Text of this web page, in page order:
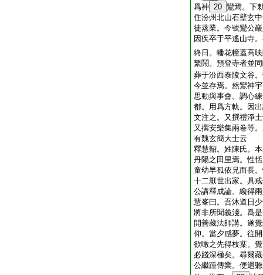
爲神 20 鸞焉。下
住汾州北山石壁玄
徒蒸業。今號鸞公
因疾卒于平遙山寺
終日。幡花幢蓋高
繁鬧。預登寺者並
葬于汾西泰陵文谷
今並存焉。然鸞神
思動與事會。調心
都。用爲方軌。因
文注之。又撰禮淨
又撰安樂集兩卷等
有魏玄簡大士云
釋慧韶。姓陳氏。
丹陽之田里焉。性
童幼早孤依兄而長
十二厭世出家。具
公講釋成論。纔得
慧峯曰。吾沐道日
將非所聞義淺。爲
開善藏法師講。遂
仰。當夕感夢。往
欲噉之先得枝葉。
必踐深極矣。尋爾
公繼踵傳業。便迴